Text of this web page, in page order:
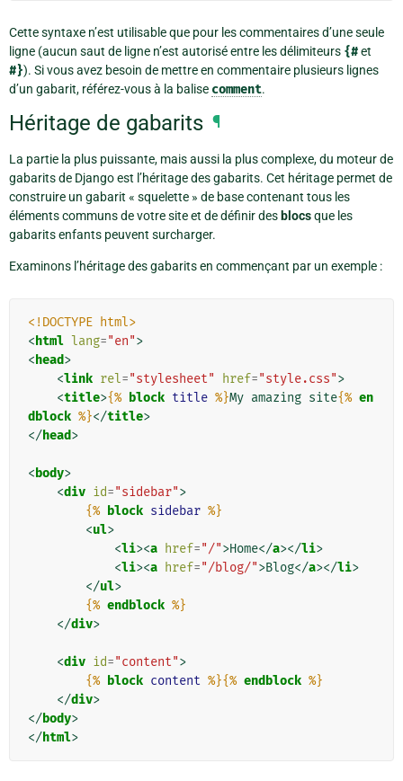
Cette syntaxe n’est utilisable que pour les commentaires d’une seule
ligne (aucun saut de ligne n’est autorisé entre les délimiteurs {#et
#}). Si vous avez besoin de mettre en commentaire plusieurs lignes
d’un gabarit, référez-vous à la balise comment.
Héritage de gabarits ¶
La partie la plus puissante, mais aussi la plus complexe, du moteur de
gabarits de Django est l’héritage des gabarits. Cet héritage permet de
construire un gabarit « squelette » de base contenant tous les
éléments communs de votre site et de définir des blocsque les
gabarits enfants peuvent surcharger.
Examinons l’héritage des gabarits en commençant par un exemple :
<!DOCTYPE html>
<html lang="en">
<head>
<link rel="stylesheet" href="style.css">
<title>{% block title %}My amazing site{% en
dblock %}</title>
</head>
<body>
<div id="sidebar">
{% block sidebar %}
<ul>
<li><a href="/">Home</a></li>
<li><a href="/blog/">Blog</a></li>
</ul>
{% endblock %}
</div>
<div id="content">
{% block content %}{% endblock %}
</div>
</body>
</html>